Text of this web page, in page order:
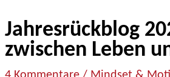
Jahresrückblog
zwischen Leben
zu